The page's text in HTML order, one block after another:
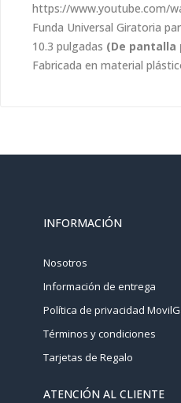
https://www.youtube.com/
Funda Universal Giratoria
10.3 pulgadas (De pantalla
Fabricada en material
INFORMACIÓN
Nosotros
Información de entrega
Política de privacidad
Términos y condiciones
Tarjetas de Regalo
ATENCIÓN AL CLIENTE